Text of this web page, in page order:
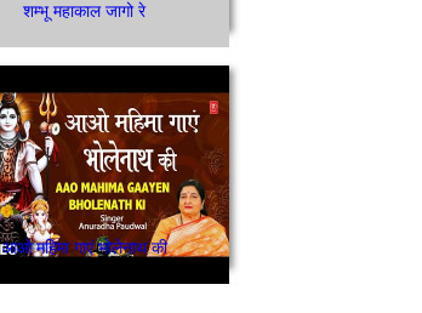
शम्भू महाकाल जागो रे
आओ महिमा गाएं भोलेनाथ की